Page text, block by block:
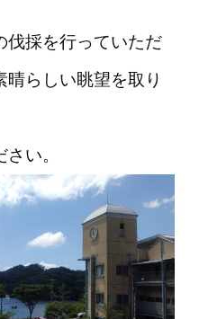
伐採を行っていただ
晴らしい眺望を取り
い。